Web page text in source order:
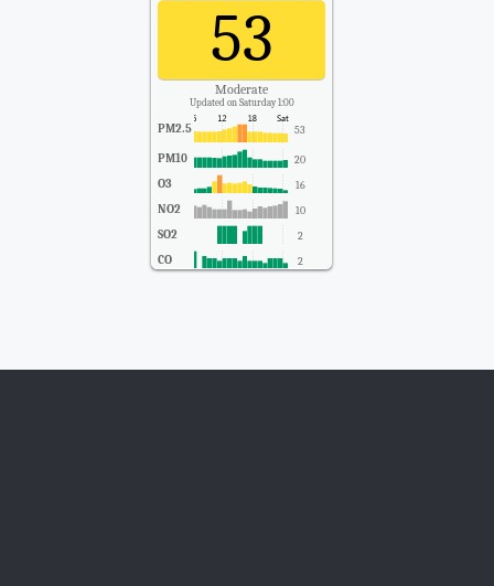
53
Moderate
Updated on Saturday 1:00
PM2.5 53
PM10 20
O3 16
NO2 10
SO2 2
CO 2